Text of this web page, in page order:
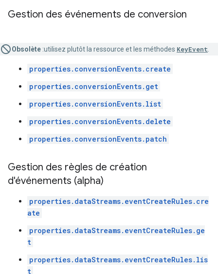
Gestion des événements de conversion
Obsolète :utilisez plutôt la ressource et les méthodes KeyEvent
properties.conversionEvents.create
properties.conversionEvents.get
properties.conversionEvents.list
properties.conversionEvents.delete
properties.conversionEvents.patch
Gestion des règles de création
d'événements (alpha)
properties.dataStreams.eventCreateRules.cre
ate
properties.dataStreams.eventCreateRules.ge
t
properties.dataStreams.eventCreateRules.lis
t